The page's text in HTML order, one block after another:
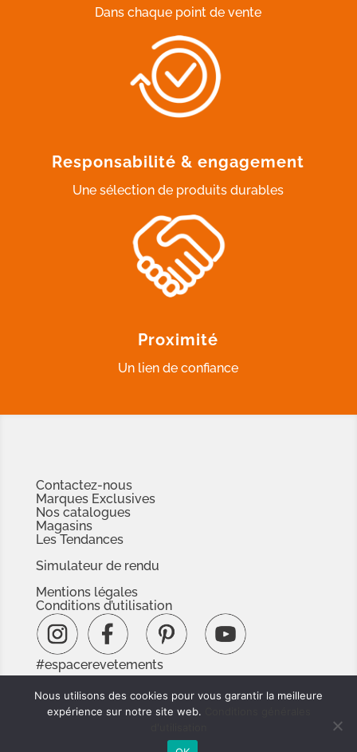
Dans chaque point de vente
Responsabilité & engagement
Une sélection de produits durables
Proximité
Un lien de confiance
Contactez-nous
Marques Exclusives
Nos catalogues
Magasins
Les Tendances
Simulateur de rendu
Mentions légales
Conditions d’utilisation
#espacerevetements
www.espacedoc.fr
www.signnaturedexception.com
Nous utilisons des cookies pour vous garantir la meilleure
expérience sur notre site web.